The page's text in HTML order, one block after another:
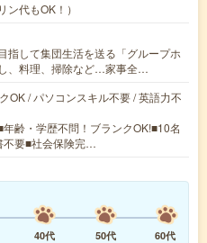
ン代もOK！）
指して集団生活を送る「グループホ
、料理、掃除など…家事全…
OK / パソコンスキル不要 / 英語力不
齢・学歴不問！ブランクOK!■10名
不要■社会保険完…
40代 50代
60代